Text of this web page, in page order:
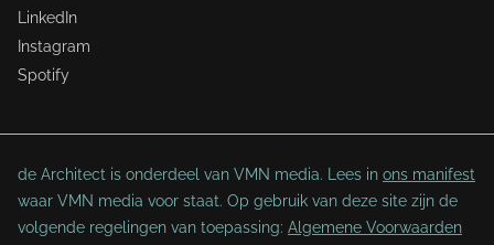
LinkedIn
Instagram
Spotify
de Architect is onderdeel van VMN media. Lees in ons manifest
waar VMN media voor staat. Op gebruik van deze site zijn de
volgende regelingen van toepassing: Algemene Voorwaarden